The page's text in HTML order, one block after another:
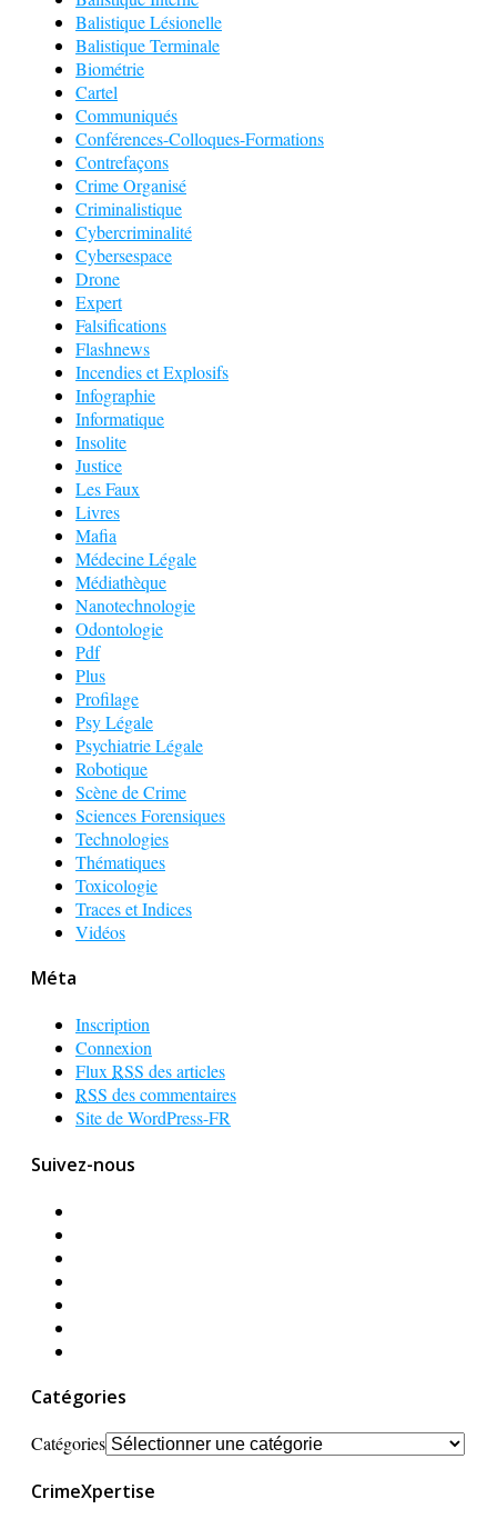
Balistique Lésionelle
Balistique Terminale
Biométrie
Cartel
Communiqués
Conférences-Colloques-Formations
Contrefaçons
Crime Organisé
Criminalistique
Cybercriminalité
Cybersespace
Drone
Expert
Falsifications
Flashnews
Incendies et Explosifs
Infographie
Informatique
Insolite
Justice
Les Faux
Livres
Mafia
Médecine Légale
Médiathèque
Nanotechnologie
Odontologie
Pdf
Plus
Profilage
Psy Légale
Psychiatrie Légale
Robotique
Scène de Crime
Sciences Forensiques
Technologies
Thématiques
Toxicologie
Traces et Indices
Vidéos
Méta
Inscription
Connexion
FluxRSS des articles
RSS des commentaires
Site de WordPress-FR
Suivez-nous
Catégories
Catégories
CrimeXpertise